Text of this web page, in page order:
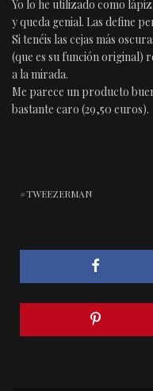
Yo lo he utilizado como
y queda genial. Las define
Si tenéis las cejas más
(que es su función original)
a la mirada.
Me parece un producto
bastante caro (29,50 euros).
TWEEZERMAN